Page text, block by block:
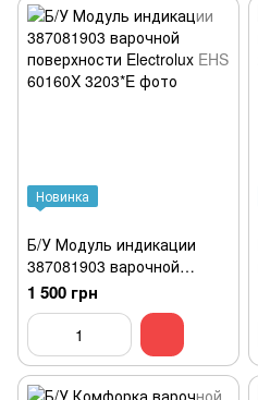
Новинка
Б/У Модуль индикации
387081903 варочной
поверхности Electrolux EHS
60160X
1 500 грн